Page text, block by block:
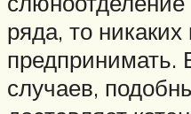
ряда, то
предпринимать.
случаев,